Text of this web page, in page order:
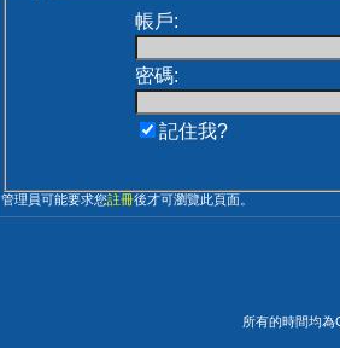
帳戶:
密碼:
記住我?
管理員可能要求您註冊後才可瀏覽此頁面。
所有的時間均為